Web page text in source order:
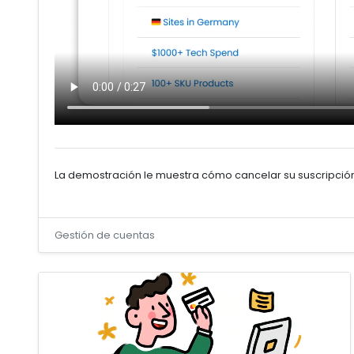
La demostración le muestra cómo cancelar su
Gestión de cuentas